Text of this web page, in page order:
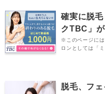
を受けてもＯＫ
確実に脱
クTBC」が
※このページには
ロンとしては「
ば、間違いなく
で研究所も持っ
脱毛、フ